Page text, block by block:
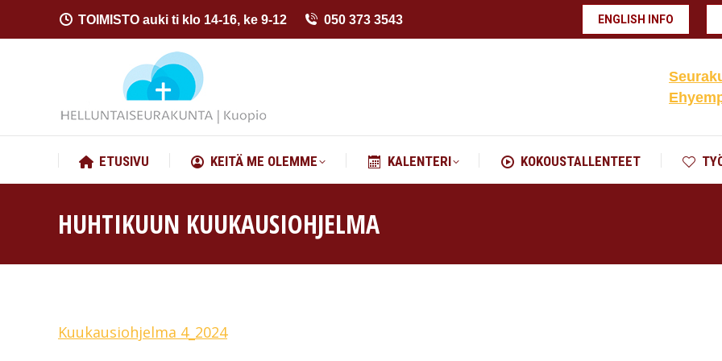
TOIMISTO auki ti klo 14-16, ke 9-12 050 373 3543 ENGLISH INFO
ETUSIVU KEITÄ ME OLEMME KALENTERI KOKOUSTALLENTEET
HUHTIKUUN KUUKAUSIOHJELMA
Kuukausiohjelma 4_2024
ETUSIVU KEITÄ ME OLEMME KALENTERI KOKOUSTALLENTEET